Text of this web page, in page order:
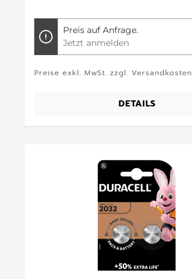
Preis auf Anfrage.
Jetzt anmelden
Preise exkl. MwSt. zzgl. Versandkosten
DETAILS